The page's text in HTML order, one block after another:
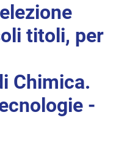
titoli, per
Chimica.
-